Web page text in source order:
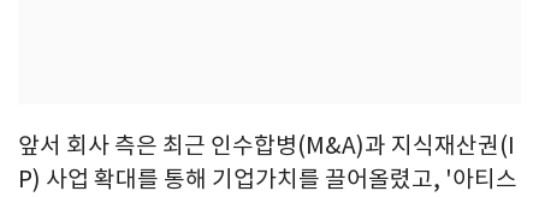
앞서 회사 측은 최근 인수합병(M&A)과 지식재산권(I
P) 사업 확대를 통해 기업가치를 끌어올렸고, '아티스